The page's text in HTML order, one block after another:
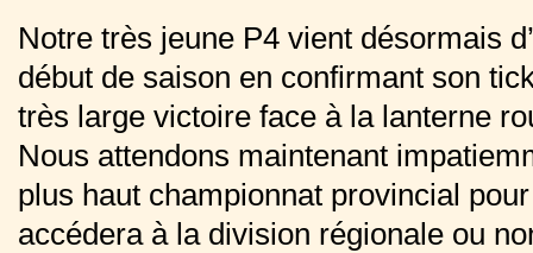
Notre très jeune P4 vient désormais
début de saison en confirmant son
très large victoire face à la lanterne
Nous attendons maintenant
plus haut championnat provincial
accédera à la division régionale ou